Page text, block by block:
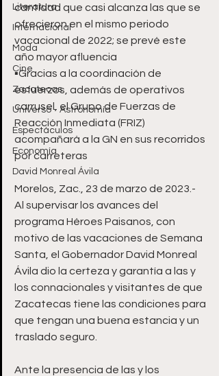
Literatura
Internacional
Moda
Cine
Zacatecas
Universo - Astronomía
Espectáculos
Economía
David Monreal Ávila
cantidad que casi alcanza las que se
ofrecieron en el mismo periodo
vacacional de 2022; se prevé este
año mayor afluencia
▪️Gracias a la coordinación de
esfuerzos, además de operativos
carrusel, el Grupo de Fuerzas de
Reacción Inmediata (FRIZ)
acompañará a la GN en sus recorridos
por carreteras
Morelos, Zac., 23 de marzo de 2023.-
Al supervisar los avances del
programa Héroes Paisanos, con
motivo de las vacaciones de Semana
Santa, el Gobernador David Monreal
Ávila dio la certeza y garantía a las y
los connacionales y visitantes de que
Zacatecas tiene las condiciones para
que tengan una buena estancia y un
traslado seguro.
Ante la presencia de las y los